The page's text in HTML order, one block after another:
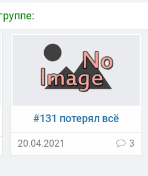
#131 потерял всё
20.04.2021 3